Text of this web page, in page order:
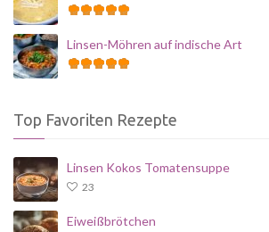
Linsen-Möhren auf indische Art
Top Favoriten Rezepte
Linsen Kokos Tomatensuppe
23
Eiweißbrötchen